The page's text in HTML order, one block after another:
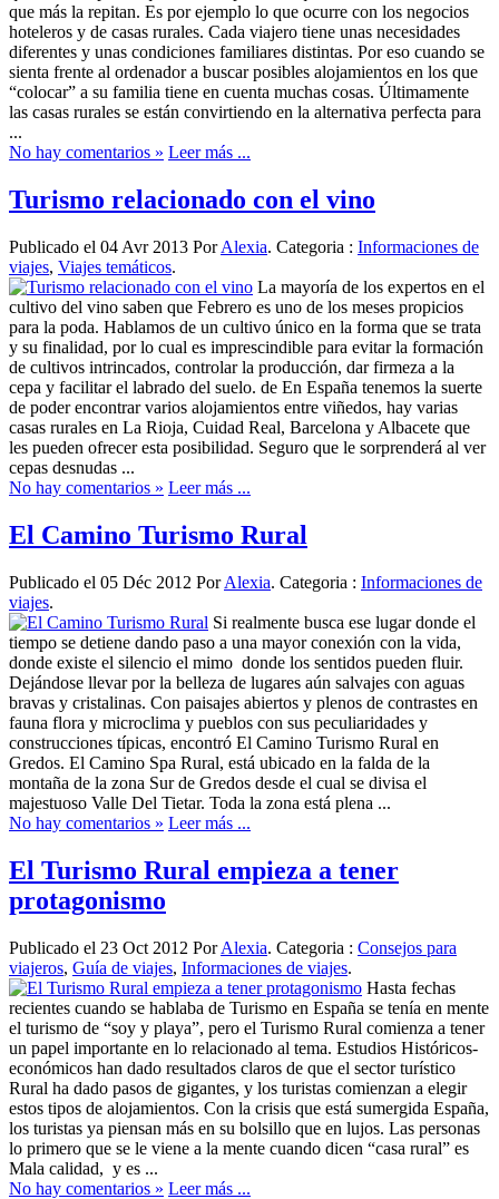
que más la repitan. Es por ejemplo lo que ocurre con los negocios
hoteleros y de casas rurales. Cada viajero tiene unas necesidades
diferentes y unas condiciones familiares distintas. Por eso cuando se
sienta frente al ordenador a buscar posibles alojamientos en los que
“colocar” a su familia tiene en cuenta muchas cosas. Últimamente
las casas rurales se están convirtiendo en la alternativa perfecta para
...
No hay comentarios » Leer más ...
Turismo relacionado con el vino
Publicado el 04 Avr 2013 PorAlexia. Categoria : Informaciones de
viajes, Viajes temáticos.
La mayoría de los expertos en el
cultivo del vino saben que Febrero es uno de los meses propicios
para la poda. Hablamos de un cultivo único en la forma que se trata
y su finalidad, por lo cual es imprescindible para evitar la formación
de cultivos intrincados, controlar la producción, dar firmeza a la
cepa y facilitar el labrado del suelo. de En España tenemos la suerte
de poder encontrar varios alojamientos entre viñedos, hay varias
casas rurales en La Rioja, Cuidad Real, Barcelona y Albacete que
les pueden ofrecer esta posibilidad. Seguro que le sorprenderá al ver
cepas desnudas ...
No hay comentarios » Leer más ...
El Camino Turismo Rural
Publicado el 05 Déc 2012 PorAlexia. Categoria : Informaciones de
viajes.
Si realmente busca ese lugar donde el
tiempo se detiene dando paso a una mayor conexión con la vida,
donde existe el silencio el mimo donde los sentidos pueden fluir.
Dejándose llevar por la belleza de lugares aún salvajes con aguas
bravas y cristalinas. Con paisajes abiertos y plenos de contrastes en
fauna flora y microclima y pueblos con sus peculiaridades y
construcciones típicas, encontró El Camino Turismo Rural en
Gredos. El Camino Spa Rural, está ubicado en la falda de la
montaña de la zona Sur de Gredos desde el cual se divisa el
majestuoso Valle Del Tietar. Toda la zona está plena ...
No hay comentarios » Leer más ...
El Turismo Rural empieza a tener
protagonismo
Publicado el 23 Oct 2012 PorAlexia. Categoria : Consejos para
viajeros, Guía de viajes, Informaciones de viajes.
Hasta fechas
recientes cuando se hablaba de Turismo en España se tenía en mente
el turismo de “soy y playa”, pero el Turismo Rural comienza a tener
un papel importante en lo relacionado al tema. Estudios Históricos-
económicos han dado resultados claros de que el sector turístico
Rural ha dado pasos de gigantes, y los turistas comienzan a elegir
estos tipos de alojamientos. Con la crisis que está sumergida España,
los turistas ya piensan más en su bolsillo que en lujos. Las personas
lo primero que se le viene a la mente cuando dicen “casa rural” es
Mala calidad, y es ...
No hay comentarios » Leer más ...